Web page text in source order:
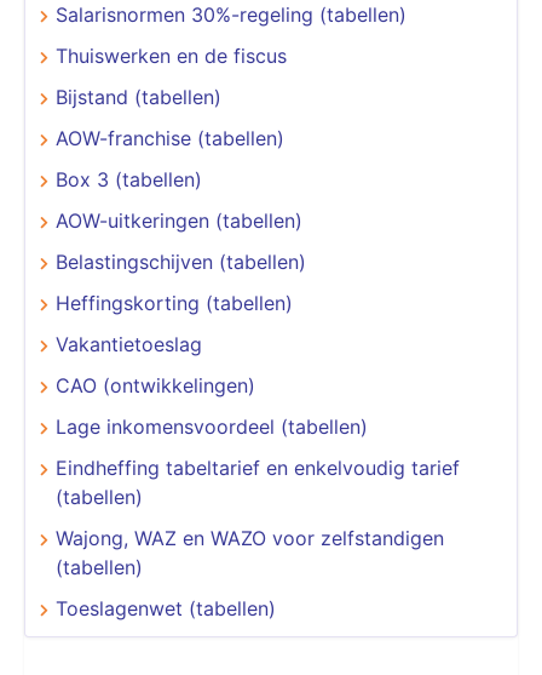
Salarisnormen 30%-regeling (tabellen)
Thuiswerken en de fiscus
Bijstand (tabellen)
AOW-franchise (tabellen)
Box 3 (tabellen)
AOW-uitkeringen (tabellen)
Belastingschijven (tabellen)
Heffingskorting (tabellen)
Vakantietoeslag
CAO (ontwikkelingen)
Lage inkomensvoordeel (tabellen)
Eindheffing tabeltarief en enkelvoudig tarief
(tabellen)
Wajong, WAZ en WAZO voor zelfstandigen
(tabellen)
Toeslagenwet (tabellen)